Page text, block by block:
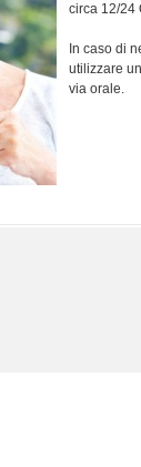
circa 12/24
In caso di
utilizzare
via orale.